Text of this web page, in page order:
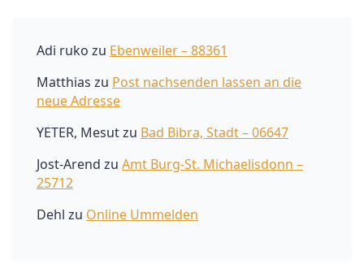
Adi ruko zu Ebenweiler – 88361
Matthias zu Post nachsenden lassen an die
neue Adresse
YETER, Mesutzu Bad Bibra, Stadt – 06647
Jost-Arend zu Amt Burg-St. Michaelisdonn –
25712
Dehl zu Online Ummelden